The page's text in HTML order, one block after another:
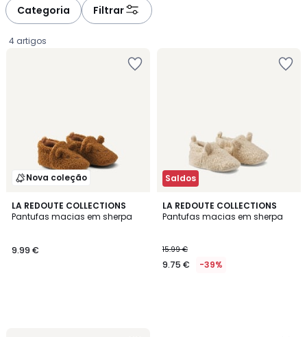
Categoria Filtrar
4 artigos
Nova coleção
LA REDOUTE COLLECTIONS
Pantufas macias em sherpa
€.
9.99 €
Saldos
LA REDOUTE COLLECTIONS
Pantufas macias em sherpa
15.99 €
9.75 € -39%